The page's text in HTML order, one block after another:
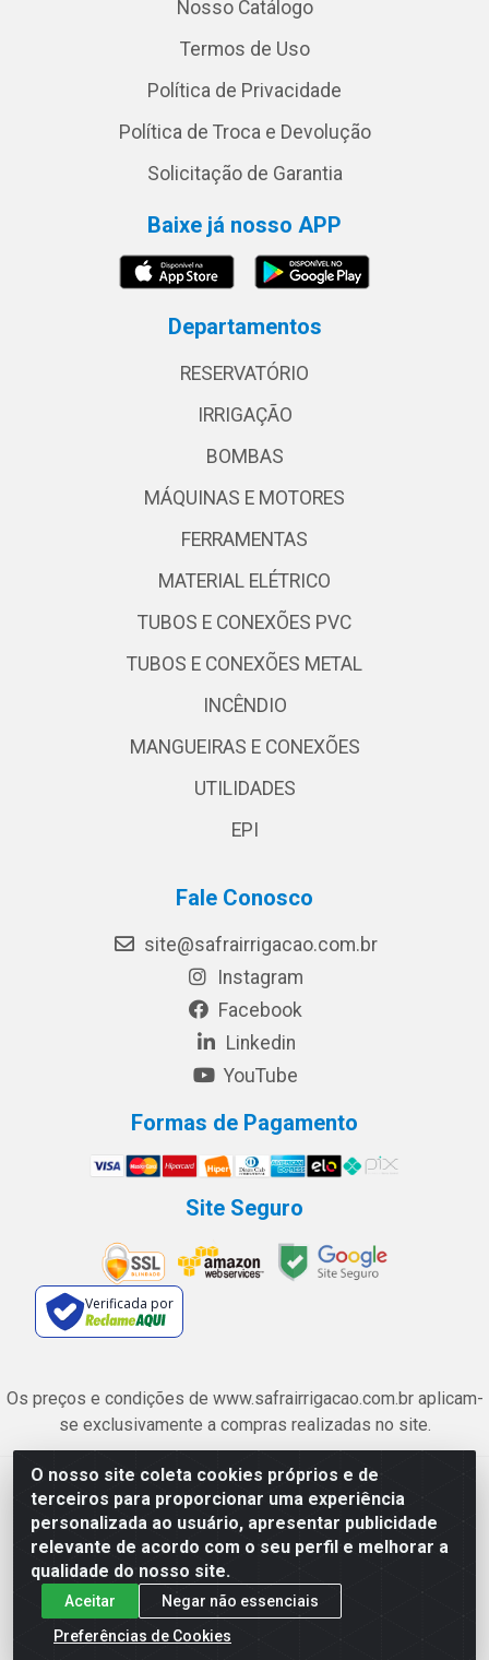
O nosso site coleta cookies próprios e de
terceiros para proporcionar uma experiência
personalizada ao usuário, apresentar publicidade
relevante de acordo com o seu perfil e melhorar a
qualidade do nosso site.
Aceitar
Negar não essenciais
Preferências de Cookies
Nosso Catálogo
Termos de Uso
Política de Privacidade
Política de Troca e Devolução
Solicitação de Garantia
Baixe já nosso APP
Departamentos
RESERVATÓRIO
IRRIGAÇÃO
BOMBAS
MÁQUINAS E MOTORES
FERRAMENTAS
MATERIAL ELÉTRICO
TUBOS E CONEXÕES PVC
TUBOS E CONEXÕES METAL
INCÊNDIO
MANGUEIRAS E CONEXÕES
UTILIDADES
EPI
Fale Conosco
site@safrairrigacao.com.br
Instagram
Facebook
Linkedin
YouTube
Formas de Pagamento
Site Seguro
Verificada por
Os preços e condições de www.safrairrigacao.com.br aplicam-
se exclusivamente a compras realizadas no site.
Safra Agrícola e Pecuária LTDA - Avenida Castelo Branco, 5330 -
Esplanada dos Anicuns, Goiânia/GO - CEP 74.433-205 - CNPJ
06.315.490/0001-00